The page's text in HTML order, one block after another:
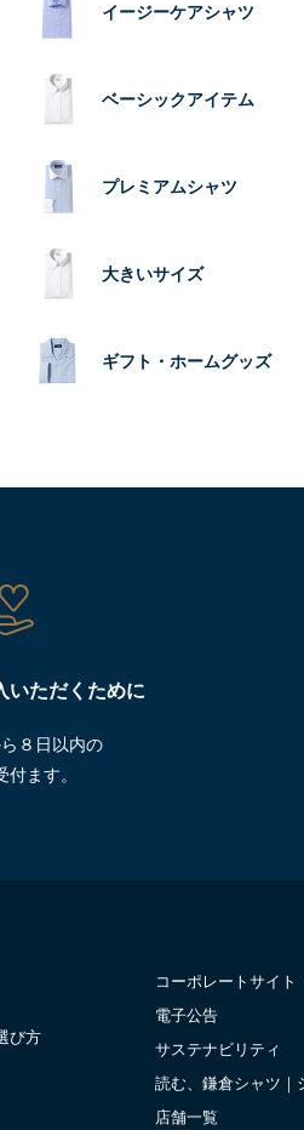
イージーケアシャツ
ベーシックアイテム
プレミアムシャツ
大きいサイズ
ギフト・ホームグッズ
いただくために
８日以内の
付ます。
び方
コーポレートサイト
電子公告
サステナビリティ
読む、鎌倉シャツ｜
店舗一覧